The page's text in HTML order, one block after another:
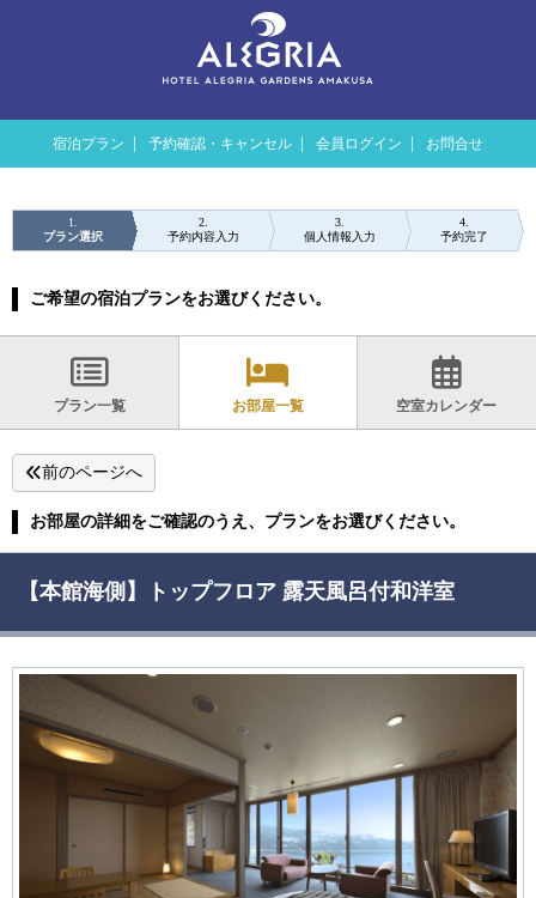
宿泊プラン 予約確認・キャンセル 会員ログイン お問合せ
1
プラン選択
2
予約内容入力
3
個人情報入力
4
予約完了
ご希望の宿泊プランをお選びください。
プラン一覧 お部屋一覧 空室カレンダー
前のページへ
お部屋の詳細をご確認のうえ、プランをお選びください。
【本館海側】トップフロア 露天風呂付和洋室